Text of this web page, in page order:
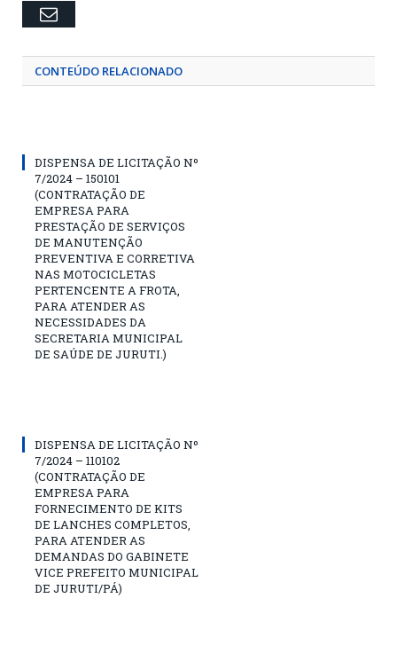
Email
CONTEÚDO RELACIONADO
DISPENSA DE LICITAÇÃO Nº
7/2024 – 150101
(CONTRATAÇÃO DE
EMPRESA PARA
PRESTAÇÃO DE SERVIÇOS
DE MANUTENÇÃO
PREVENTIVA E CORRETIVA
NAS MOTOCICLETAS
PERTENCENTE A FROTA,
PARA ATENDER AS
NECESSIDADES DA
SECRETARIA MUNICIPAL
DE SAÚDE DE JURUTI.)
DISPENSA DE LICITAÇÃO Nº
7/2024 – 110102
(CONTRATAÇÃO DE
EMPRESA PARA
FORNECIMENTO DE KITS
DE LANCHES COMPLETOS,
PARA ATENDER AS
DEMANDAS DO GABINETE
VICE PREFEITO MUNICIPAL
DE JURUTI/PÁ)